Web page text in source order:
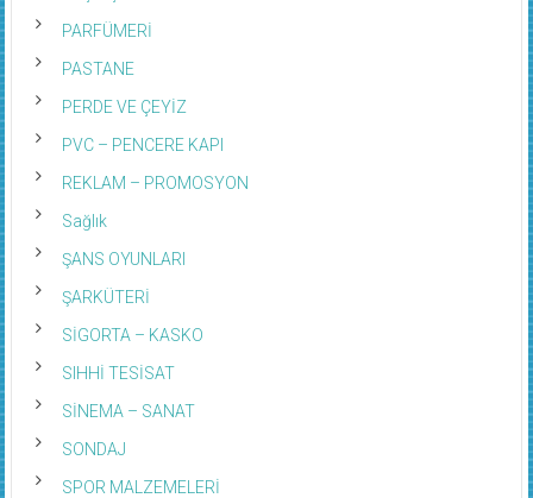
PARFÜMERİ
PASTANE
PERDE VE ÇEYİZ
PVC – PENCERE KAPI
REKLAM – PROMOSYON
Sağlık
ŞANS OYUNLARI
ŞARKÜTERİ
SİGORTA – KASKO
SIHHİ TESİSAT
SİNEMA – SANAT
SONDAJ
SPOR MALZEMELERİ